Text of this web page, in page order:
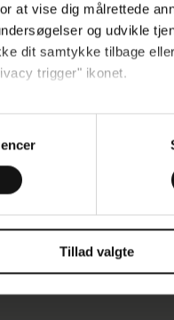
at vise dig målrettede
og udvikle
dit samtykke tilbage
trigger" ikonet.
data for at kunne levere
til at at optimere
Tillad valgte
Berthelsen kæmper